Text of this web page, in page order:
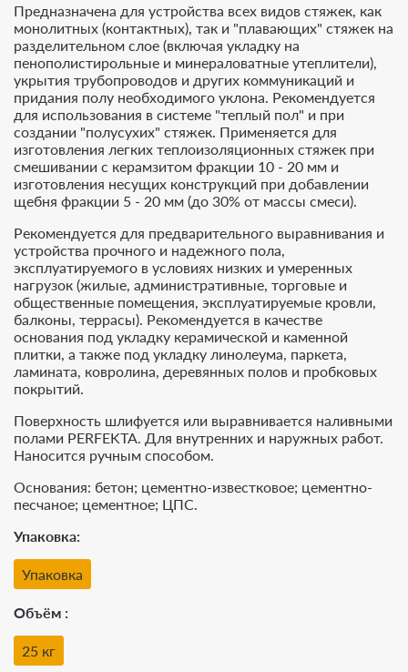
Предназначена для устройства всех видов стяжек, как
монолитных (контактных), так и "плавающих" стяжек на
разделительном слое (включая укладку на
пенополистирольные и минераловатные утеплители),
укрытия трубопроводов и других коммуникаций и
придания полу необходимого уклона. Рекомендуется
для использования в системе "теплый пол" и при
создании "полусухих" стяжек. Применяется для
изготовления легких теплоизоляционных стяжек при
смешивании с керамзитом фракции 10 - 20 мм и
изготовления несущих конструкций при добавлении
щебня фракции 5 - 20 мм (до 30% от массы смеси).
Рекомендуется для предварительного выравнивания и
устройства прочного и надежного пола,
эксплуатируемого в условиях низких и умеренных
нагрузок (жилые, административные, торговые и
общественные помещения, эксплуатируемые кровли,
балконы, террасы). Рекомендуется в качестве
основания под укладку керамической и каменной
плитки, а также под укладку линолеума, паркета,
ламината, ковролина, деревянных полов и пробковых
покрытий.
Поверхность шлифуется или выравнивается наливными
полами PERFEKTA. Для внутренних и наружных работ.
Наносится ручным способом.
Основания: бетон; цементно-известковое; цементно-
песчаное; цементное; ЦПС.
Упаковка
Упаковка
Объём
25 кг